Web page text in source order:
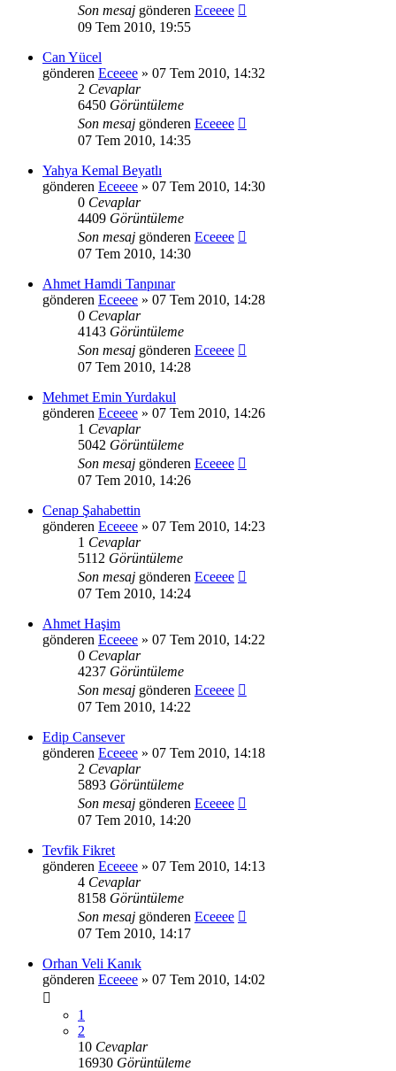
Son mesaj gönderen Eceeee
09 Tem 2010, 19:55
Can Yücel
gönderen Eceeee » 07 Tem 2010, 14:32
2 Cevaplar
6450 Görüntüleme
Son mesaj gönderen Eceeee
07 Tem 2010, 14:35
Yahya Kemal Beyatlı
gönderen Eceeee » 07 Tem 2010, 14:30
0 Cevaplar
4409 Görüntüleme
Son mesaj gönderen Eceeee
07 Tem 2010, 14:30
Ahmet Hamdi Tanpınar
gönderen Eceeee » 07 Tem 2010, 14:28
0 Cevaplar
4143 Görüntüleme
Son mesaj gönderen Eceeee
07 Tem 2010, 14:28
Mehmet Emin Yurdakul
gönderen Eceeee » 07 Tem 2010, 14:26
1 Cevaplar
5042 Görüntüleme
Son mesaj gönderen Eceeee
07 Tem 2010, 14:26
Cenap Şahabettin
gönderen Eceeee » 07 Tem 2010, 14:23
1 Cevaplar
5112 Görüntüleme
Son mesaj gönderen Eceeee
07 Tem 2010, 14:24
Ahmet Haşim
gönderen Eceeee » 07 Tem 2010, 14:22
0 Cevaplar
4237 Görüntüleme
Son mesaj gönderen Eceeee
07 Tem 2010, 14:22
Edip Cansever
gönderen Eceeee » 07 Tem 2010, 14:18
2 Cevaplar
5893 Görüntüleme
Son mesaj gönderen Eceeee
07 Tem 2010, 14:20
Tevfik Fikret
gönderen Eceeee » 07 Tem 2010, 14:13
4 Cevaplar
8158 Görüntüleme
Son mesaj gönderen Eceeee
07 Tem 2010, 14:17
Orhan Veli Kanık
gönderen Eceeee » 07 Tem 2010, 14:02
1
2
10 Cevaplar
16930 Görüntüleme